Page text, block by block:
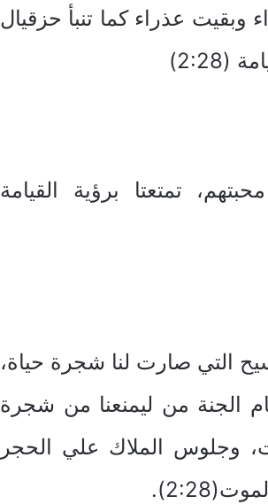
عذراء كما تنبأ حزقيال
تمتعتا برؤية القيامة
التي صارت لنا شجرة حياة،
الجنة من ليمنعنا من شجرة
وجلوس الملاك علي الحجر